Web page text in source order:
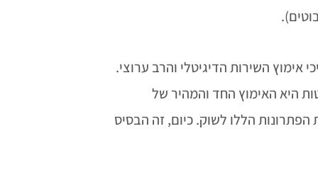
השירות הדיגיטלי והרב ערוצי.
היא האימוץ החד והמהיר של
התקשו להחדיר את הפתרונות הללו לשוק. כיום, זה הבסיס